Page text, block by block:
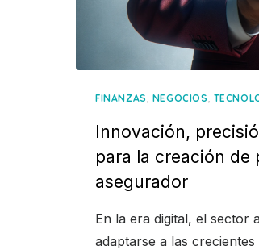
FINANZAS, NEGOCIOS,
Innovación,
para la creación de
asegurador
En la era digital, el sector
adaptarse a las